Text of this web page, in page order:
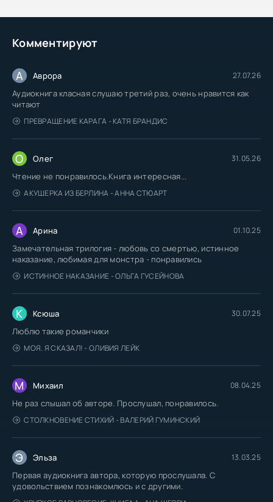
Комментируют
А Аврора 27.07.26
Аудиокнига класная слушаю третий раз, очень нравится как
читают
ПРЕВРАЩЕНИЕ КАРАГА - КАТЯ БРАНДИС
О Олег 31.05.26
Чтение не понравилось.Книга интересная...
АКУШЕРКА ИЗ БЕРЛИНА - АННА СТЮАРТ
А Арина 01.10.25
Замечательная трилогия - любовь со смертью, истинное
наказание, любимая для монстра - понравились
ИСТИННОЕ НАКАЗАНИЕ - ОЛЬГА ГУСЕЙНОВА
К Ксюша 30.07.25
Люблю такие романчики
МОЯ. Я СКАЗАЛ! - ОЛИВИЯ ЛЕЙК
М Михаил 08.04.25
Не раз слышал об авторе. Прослушал, понравилось.
СТОЛКНОВЕНИЕ СТИХИЙ - ВАЛЕРИЙ ГУМИНСКИЙ
Э Эльза 13.03.25
Первая аудиокнига автора, которую прослушала. С
удовольствием познакомлюсь и с другими.